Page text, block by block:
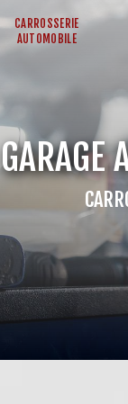
CARROSSERIE
AUTOMOBILE
GARAGE